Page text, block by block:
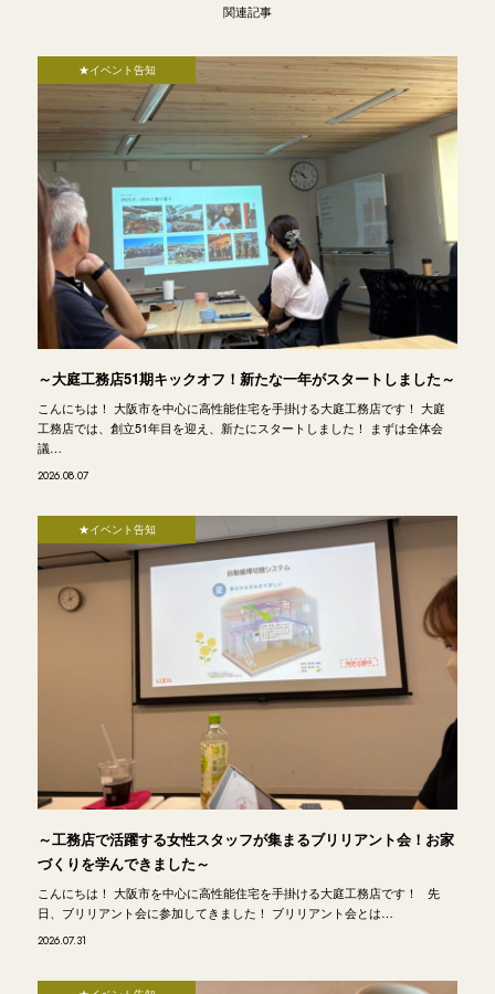
関連記事
★イベント告知
～大庭工務店51期キックオフ！新たな一年がスタートしました～
こんにちは！ 大阪市を中心に高性能住宅を手掛ける大庭工務店です！ 大庭
工務店では、創立51年目を迎え、新たにスタートしました！ まずは全体会
議…
2026.08.07
★イベント告知
～工務店で活躍する女性スタッフが集まるブリリアント会！お家
づくりを学んできました～
こんにちは！ 大阪市を中心に高性能住宅を手掛ける大庭工務店です！ 先
日、ブリリアント会に参加してきました！ ブリリアント会とは…
2026.07.31